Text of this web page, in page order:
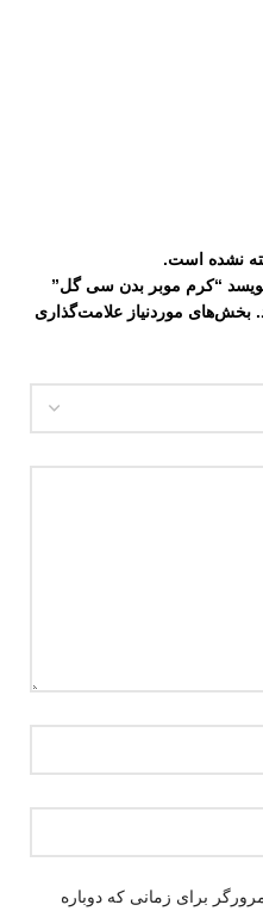
نشده است.
“کرم موبر بدن سی گل”
بخش‌های موردنیاز علامت‌گذاری
برای زمانی که دوباره